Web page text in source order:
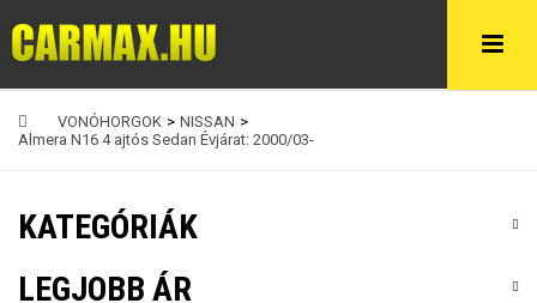
VONÓHORGOK > NISSAN >
Almera N16 4 ajtós Sedan Évjárat: 2000/03-
KATEGÓRIÁK
LEGJOBB ÁR